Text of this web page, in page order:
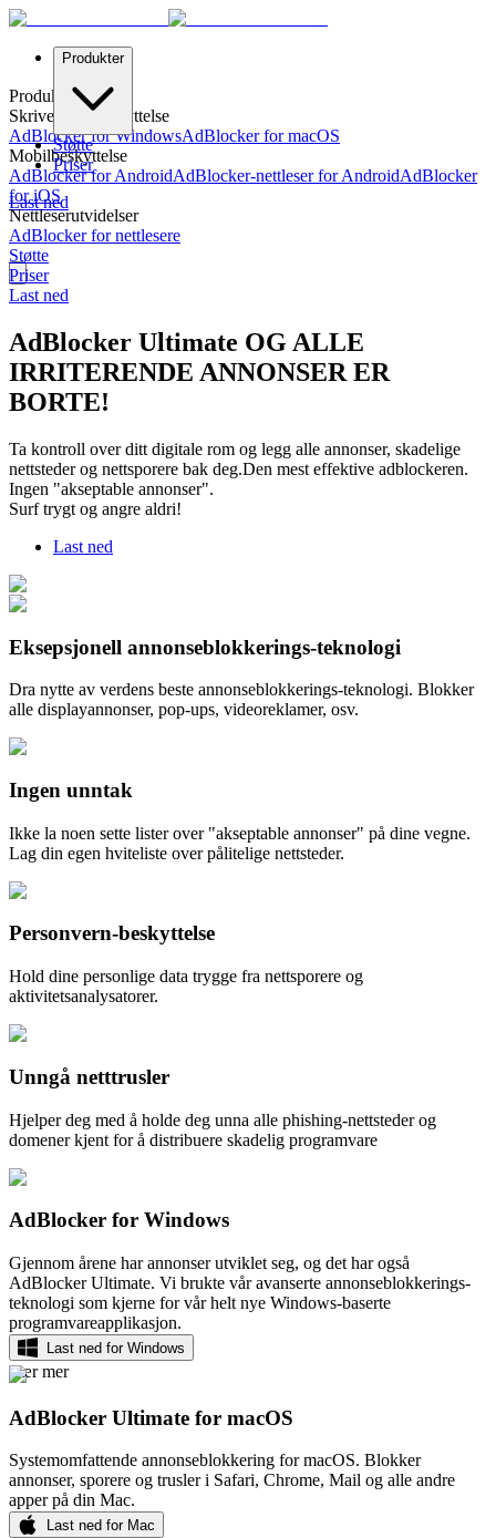
Produkter
Støtte
Priser
Last ned
Produkter
Skrivebordsbeskyttelse
AdBlocker for WindowsAdBlocker for macOS
Mobilbeskyttelse
AdBlocker for AndroidAdBlocker-nettleser for AndroidAdBlocker
for iOS
Nettleserutvidelser
AdBlocker for nettlesere
Støtte
Priser
Last ned
AdBlocker Ultimate OG ALLE
IRRITERENDE ANNONSER ER
BORTE!
Ta kontroll over ditt digitale rom og legg alle annonser, skadelige
nettsteder og nettsporere bak deg.Den mest effektive adblockeren.
Ingen "akseptable annonser".
Surf trygt og angre aldri!
Last ned
Eksepsjonell annonseblokkerings-teknologi
Dra nytte av verdens beste annonseblokkerings-teknologi. Blokker
alle displayannonser, pop-ups, videoreklamer, osv.
Ingen unntak
Ikke la noen sette lister over "akseptable annonser" på dine vegne.
Lag din egen hviteliste over pålitelige nettsteder.
Personvern-beskyttelse
Hold dine personlige data trygge fra nettsporere og
aktivitetsanalysatorer.
Unngå netttrusler
Hjelper deg med å holde deg unna alle phishing-nettsteder og
domener kjent for å distribuere skadelig programvare
AdBlocker for Windows
Gjennom årene har annonser utviklet seg, og det har også
AdBlocker Ultimate. Vi brukte vår avanserte annonseblokkerings-
teknologi som kjerne for vår helt nye Windows-baserte
programvareapplikasjon.
Last ned for Windows
Lær mer
AdBlocker Ultimate for macOS
Systemomfattende annonseblokkering for macOS. Blokker
annonser, sporere og trusler i Safari, Chrome, Mail og alle andre
apper på din Mac.
Last ned for Mac